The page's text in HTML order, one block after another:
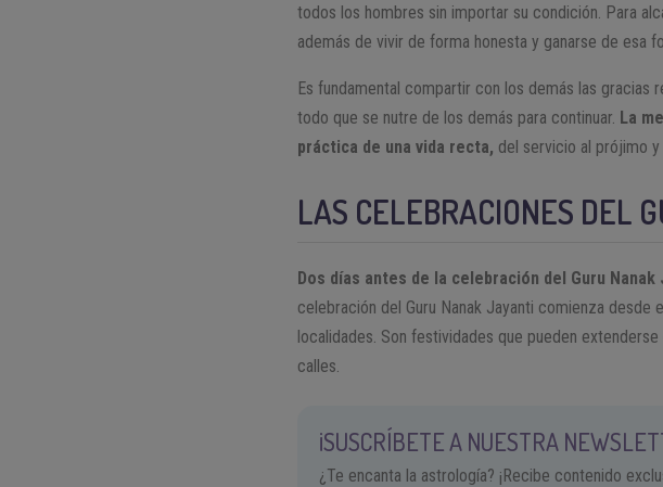
todos los hombres sin importar su condición. Para
además de vivir de forma honesta y ganarse de esa
Es fundamental compartir con los demás las
todo que se nutre de los demás para continuar. La
práctica de una vida recta, del servicio al prójimo
LAS CELEBRACIONES DEL
Dos días antes de la celebración del Guru
celebración del Guru Nanak Jayanti comienza
localidades. Son festividades que pueden
calles.
¡SUSCRÍBETE A NUESTRA
¿Te encanta la astrología? ¡Recibe contenido